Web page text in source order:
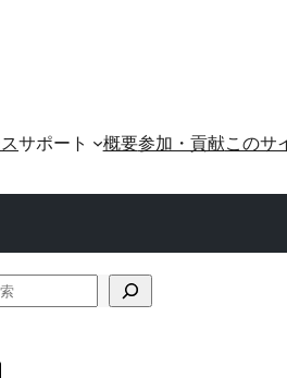
サポート 概要参加・貢献このサ